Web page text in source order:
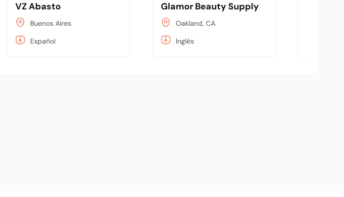
VZ Abasto
Buenos Aires
Español
Glamor Beauty Supply
Oakland, CA
Inglés